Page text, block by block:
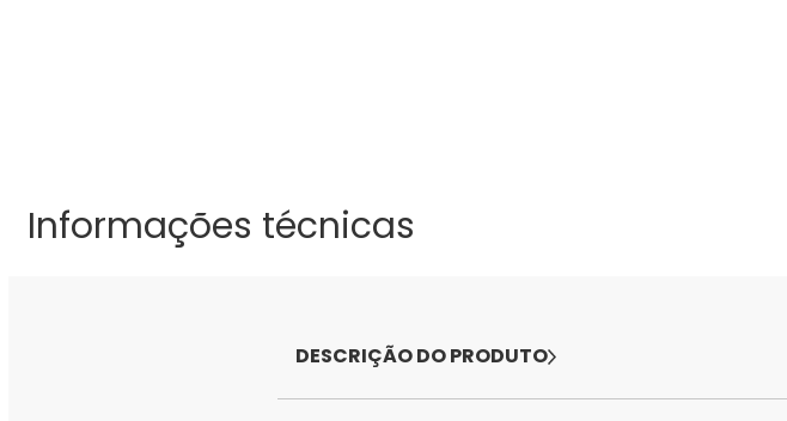
Informações técnicas
DESCRIÇÃO DO PRODUTO